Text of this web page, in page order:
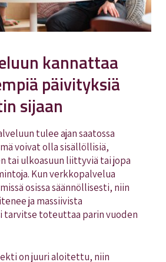
kannattaa
päivityksiä
sijaan
tulee ajan saatossa
voivat olla sisällöllisiä,
tai ulkoasuun liittyviä tai jopa
Kun verkkopalvelua
osissa säännöllisesti, niin
ja massiivista
tarvitse toteuttaa parin vuoden
on juuri aloitettu, niin